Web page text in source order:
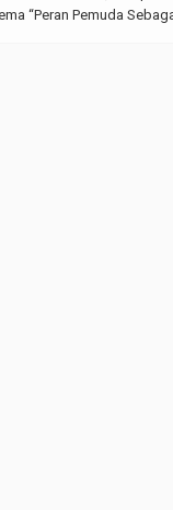
“Peran Pemuda